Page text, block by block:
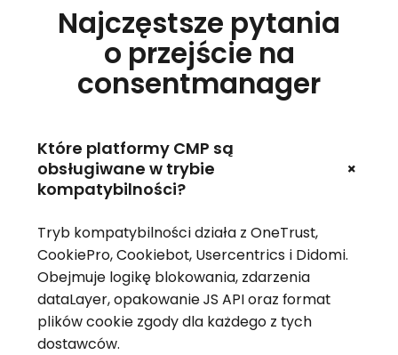
Najczęstsze pytania
o przejście na
consentmanager
Które platformy CMP są
obsługiwane w trybie
kompatybilności?
+
Tryb kompatybilności działa z OneTrust,
CookiePro, Cookiebot, Usercentrics i Didomi.
Obejmuje logikę blokowania, zdarzenia
dataLayer, opakowanie JS API oraz format
plików cookie zgody dla każdego z tych
dostawców.